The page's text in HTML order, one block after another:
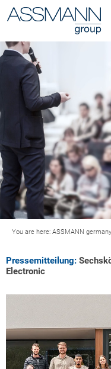
You are here: ASSMANN germany
Pressemitteilung:
Electronic